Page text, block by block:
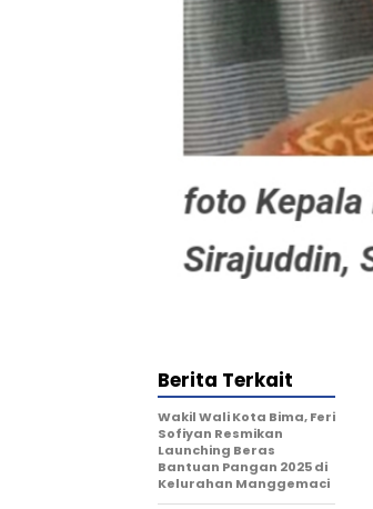
Berita Terkait
Wakil Wali Kota Bima, Feri
Sofiyan Resmikan
Launching Beras
Bantuan Pangan 2025 di
Kelurahan Manggemaci